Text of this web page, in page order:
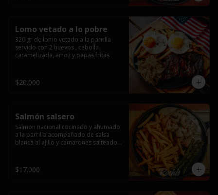
Lomo vetado a lo pobre
320 gr de lomo vetado a la parrilla
servido con 2 huevos , cebolla
caramelizada, arroz y papas fritas
$20.000
Salmón salsero
Salmon nacional cocinado y ahumado
a la parrilla acompañado de salsa
blanca al ajillo y camarones salteados,
$17.000